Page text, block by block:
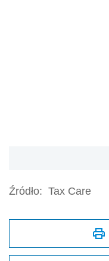
Źródło: Tax Care